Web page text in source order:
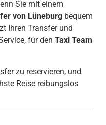
Sie mit einem
von Lüneburg bequem
Ihren Transfer und
für den Taxi Team
zu reservieren, und
Reise reibungslos